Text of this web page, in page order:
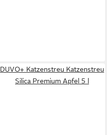
DUVO+ Katzenstreu Katzenstreu
Silica Premium Apfel 5 l